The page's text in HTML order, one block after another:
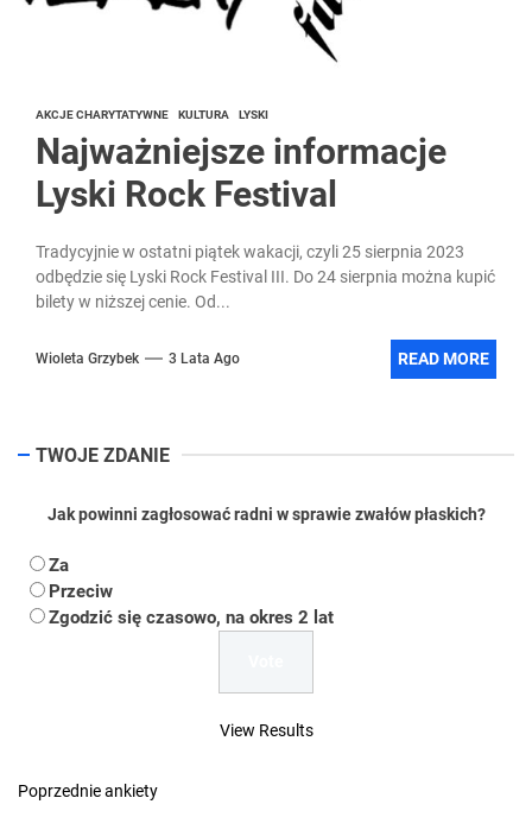
AKCJE CHARYTATYWNE KULTURA LYSKI
Najważniejsze informacje
Lyski Rock Festival
Tradycyjnie w ostatni piątek wakacji, czyli 25 sierpnia 2023
odbędzie się Lyski Rock Festival III. Do 24 sierpnia można kupić
bilety w niższej cenie. Od...
Wioleta Grzybek 3 Lata Ago READ MORE
TWOJE ZDANIE
Jak powinni zagłosować radni w sprawie zwałów płaskich?
Za
Przeciw
Zgodzić się czasowo, na okres 2 lat
View Results
Poprzednie ankiety